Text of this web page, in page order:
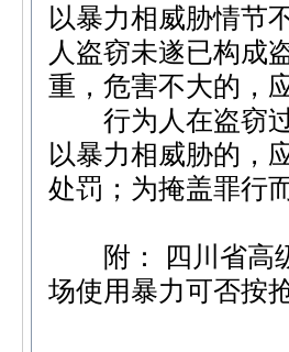
以暴力相威胁情节
人盗窃未遂已构成
重，危害不大的，
行为人在盗窃过
以暴力相威胁的，
处罚；为掩盖罪行
附： 四川省高级
场使用暴力可否按